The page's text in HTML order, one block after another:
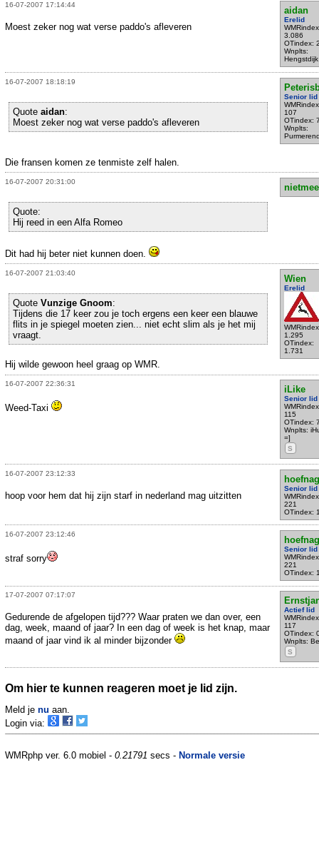
16-07-2007 17:14:44
aidan
Erelid
3.086
OTindex:
Wnplts:
Hengstdijk
Moest zeker nog wat verse paddo's afleveren
16-07-2007 18:18:19
Senior lid
107
OTindex:
Wnplts:
Quote aidan:
Moest zeker nog wat verse paddo's afleveren
Die fransen komen ze tenmiste zelf halen.
16-07-2007 20:31:00
Quote:
Hij reed in een Alfa Romeo
Dit had hij beter niet kunnen doen.
16-07-2007 21:03:40
Wien
Erelid
1.295
OTindex:
1.731
Quote Vunzige Gnoom:
Tijdens die 17 keer zou je toch ergens een keer een blauwe
flits in je spiegel moeten zien... niet echt slim als je het mij
vraagt.
Hij wilde gewoon heel graag op WMR.
16-07-2007 22:36:31
iLike
Senior lid
115
OTindex:
Wnplts:
=]
S
Weed-Taxi
16-07-2007 23:12:33
Senior lid
221
OTindex:
hoop voor hem dat hij zijn starf in nederland mag uitzitten
16-07-2007 23:12:46
Senior lid
221
OTindex:
straf sorry
17-07-2007 07:17:07
Actief lid
117
OTindex:
Wnplts:
S
Gedurende de afgelopen tijd??? Waar praten we dan over, een
dag, week, maand of jaar? In een dag of week is het knap, maar
maand of jaar vind ik al minder bijzonder
Om hier te kunnen reageren moet je lid zijn.
Meld je nu aan.
Login via:
WMRphp ver. 6.0 mobiel - 0.21791 secs - Normale versie